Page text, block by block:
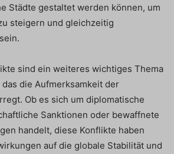
Städte gestaltet werden können, um
steigern und gleichzeitig
sind ein weiteres wichtiges Thema
die Aufmerksamkeit der
Ob es sich um diplomatische
Sanktionen oder bewaffnete
handelt, diese Konflikte haben
auf die globale Stabilität und